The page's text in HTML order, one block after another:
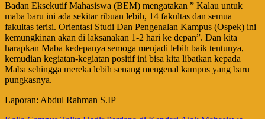
Badan Eksekutif Mahasiswa (BEM) mengatakan ” Kalau untuk
maba baru ini ada sekitar ribuan lebih, 14 fakultas dan semua
fakultas terisi. Orientasi Studi Dan Pengenalan Kampus (Ospek) ini
kemungkinan akan di laksanakan 1-2 hari ke depan”. Dan kita
harapkan Maba kedepanya semoga menjadi lebih baik tentunya,
kemudian kegiatan-kegiatan positif ini bisa kita libatkan kepada
Maba sehingga mereka lebih senang mengenal kampus yang baru
pungkasnya.
Laporan: Abdul Rahman S.IP